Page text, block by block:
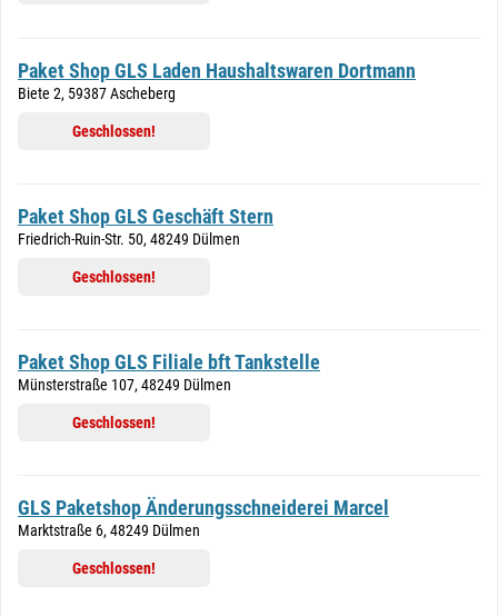
Paket Shop GLS Laden Haushaltswaren Dortmann
Biete 2, 59387 Ascheberg
Geschlossen!
Paket Shop GLS Geschäft Stern
Friedrich-Ruin-Str. 50, 48249 Dülmen
Geschlossen!
Paket Shop GLS Filiale bft Tankstelle
Münsterstraße 107, 48249 Dülmen
Geschlossen!
GLS Paketshop Änderungsschneiderei Marcel
Marktstraße 6, 48249 Dülmen
Geschlossen!